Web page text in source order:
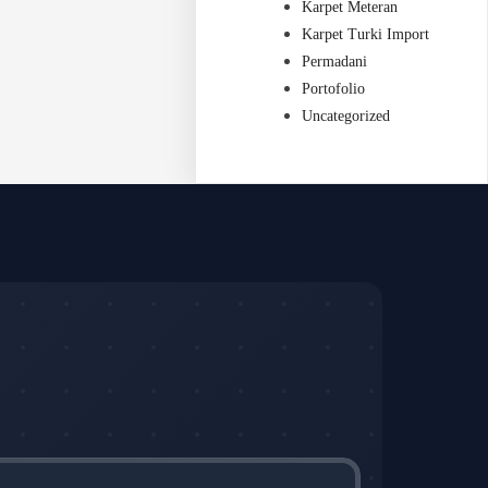
Karpet Meteran
Karpet Turki Import
Permadani
Portofolio
Uncategorized